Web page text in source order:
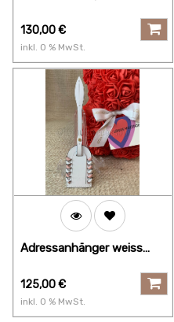
130,00€
inkl. 0 % MwSt.
Adressanhänger weiss
125,00€
inkl. 0 % MwSt.